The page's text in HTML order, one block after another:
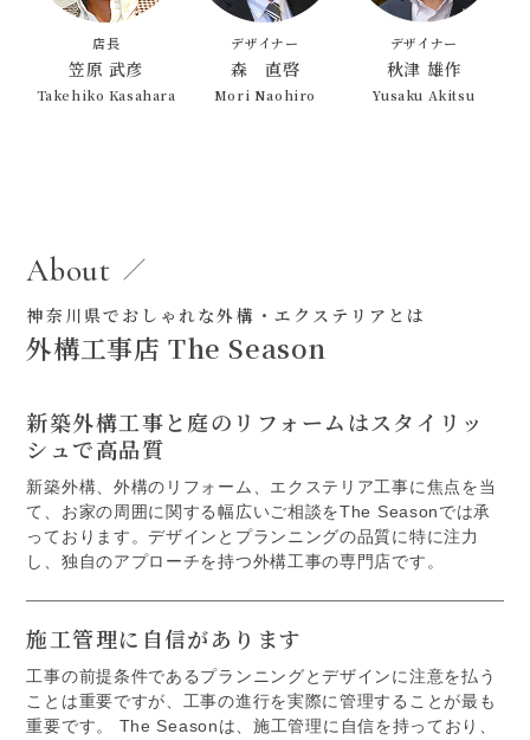
店長
笠原 武彦
Takehiko Kasahara
デザイナー
森 直啓
Mori Naohiro
デザイナー
秋津 雄作
Yusaku Akitsu
About
神奈川県でおしゃれな外構・エクステリアとは
外構工事店 The Season
新築外構工事と庭のリフォームはスタイリッ
シュで高品質
新築外構、外構のリフォーム、エクステリア工事に焦点を当
て、お家の周囲に関する幅広いご相談をThe Seasonでは承
っております。デザインとプランニングの品質に特に注力
し、独自のアプローチを持つ外構工事の専門店です。
施工管理に自信があります
工事の前提条件であるプランニングとデザインに注意を払う
ことは重要ですが、工事の進行を実際に管理することが最も
重要です。 The Seasonは、施工管理に自信を持っており、